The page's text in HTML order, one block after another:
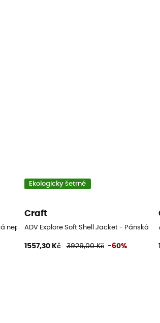
nepromokavá bunda
Ekologicky šetrné
Craft
ADV Explore Soft Shell Jacket - Pánská
1557,30 Kč 3929,00 Kč -60%